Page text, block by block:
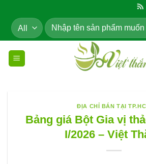
content
Tìm
kiếm:
ĐỊA CHỈ BÁN TẠI
Bảng giá Bột Gia vị
I/2026 – Việt